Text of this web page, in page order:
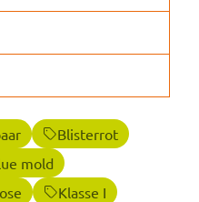
Blisterrot
mold
Klasse I